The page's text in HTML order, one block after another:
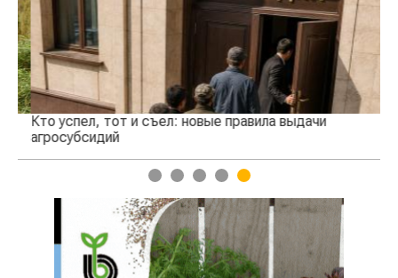
Кто успел, тот и съел: новые правила выдачи
агросубсидий
1 2 3 4 5